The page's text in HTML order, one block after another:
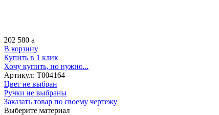
202 580 a
В корзину
Купить в 1 клик
Хочу купить, но нужно...
Артикул: Т004164
Цвет не выбран
Ручки не выбраны
Заказать товар по своему чертежу
Выберите материал